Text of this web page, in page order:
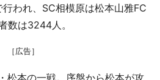
行われ、SC相模原は松本山雅FC
数は3244人。
［広告］
本の一戦。序盤から松本が攻